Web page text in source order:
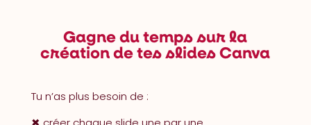
Gagne du temps sur la
création de tes slides Canva
Tu n’as plus besoin de :